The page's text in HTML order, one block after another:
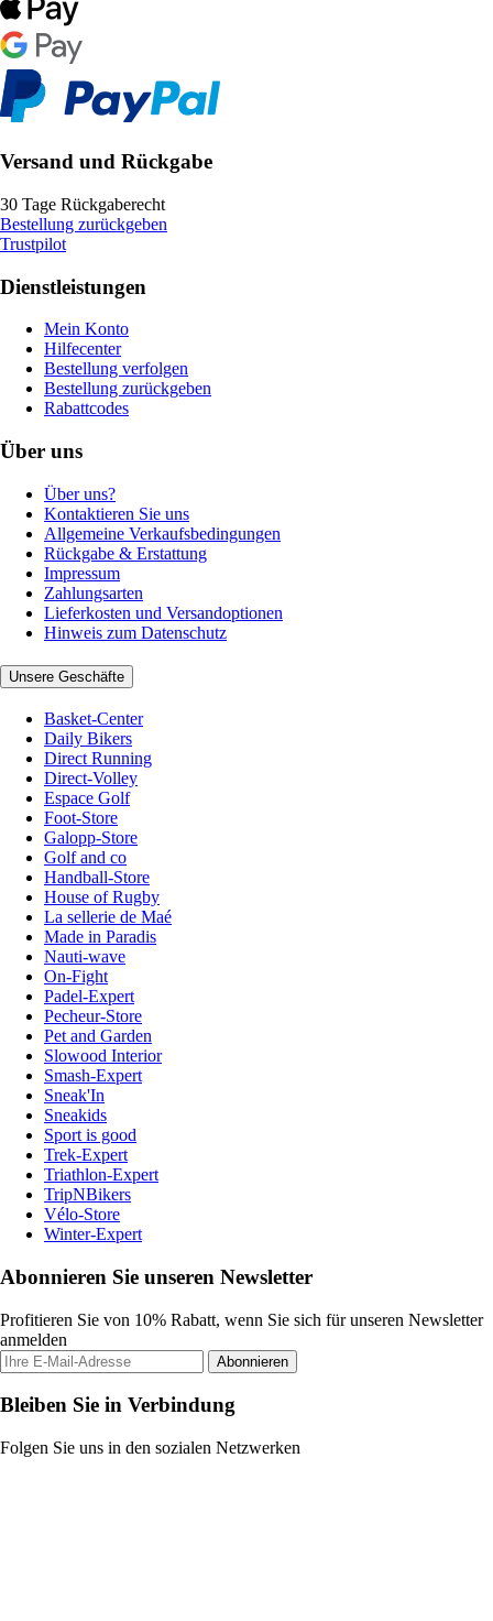
Versand und Rückgabe
30 Tage Rückgaberecht
Bestellung zurückgeben
Trustpilot
Dienstleistungen
Mein Konto
Hilfecenter
Bestellung verfolgen
Bestellung zurückgeben
Rabattcodes
Über uns
Über uns?
Kontaktieren Sie uns
Allgemeine Verkaufsbedingungen
Rückgabe & Erstattung
Impressum
Zahlungsarten
Lieferkosten und Versandoptionen
Hinweis zum Datenschutz
Unsere Geschäfte
Basket-Center
Daily Bikers
Direct Running
Direct-Volley
Espace Golf
Foot-Store
Galopp-Store
Golf and co
Handball-Store
House of Rugby
La sellerie de Maé
Made in Paradis
Nauti-wave
On-Fight
Padel-Expert
Pecheur-Store
Pet and Garden
Slowood Interior
Smash-Expert
Sneak'In
Sneakids
Sport is good
Trek-Expert
Triathlon-Expert
TripNBikers
Vélo-Store
Winter-Expert
Abonnieren Sie unseren Newsletter
Profitieren Sie von 10% Rabatt, wenn Sie sich für unseren Newsletter
anmelden
Abonnieren
Bleiben Sie in Verbindung
Folgen Sie uns in den sozialen Netzwerken